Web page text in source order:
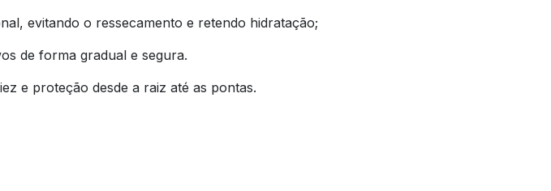
evitando o ressecamento e retendo hidratação;
de forma gradual e segura.
e proteção desde a raiz até as pontas.